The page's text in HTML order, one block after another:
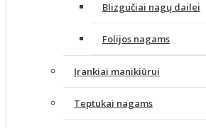
Blizgučiai nagų dailei
Folijos nagams
Įrankiai manikiūrui
Teptukai nagams